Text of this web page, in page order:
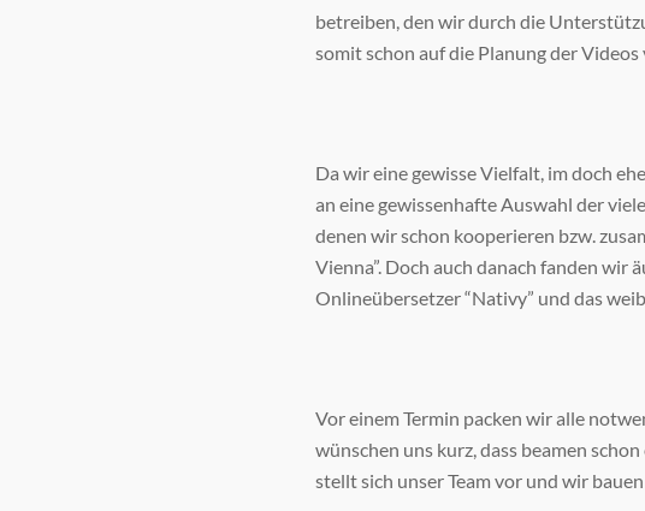
betreiben, den wir durch die
somit schon auf die Planung der
Da wir eine gewisse Vielfalt, im doch
an eine gewissenhafte Auswahl der
denen wir schon kooperieren bzw.
Vienna”. Doch auch danach fanden wir
Onlineübersetzer “Nativy” und das
Vor einem Termin packen wir alle
wünschen uns kurz, dass beamen
stellt sich unser Team vor und wir